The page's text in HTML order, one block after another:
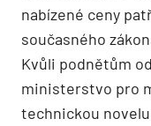
nabízené ceny
současného
Kvůli podnětům
ministerstvo pro
technickou